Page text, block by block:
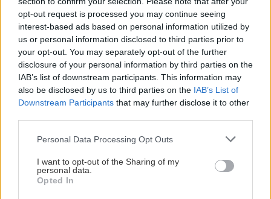
opt-out request is processed you may continue seeing
interest-based ads based on personal information utilized by
us or personal information disclosed to third parties prior to
your opt-out. You may separately opt-out of the further
disclosure of your personal information by third parties on the
IAB’s list of downstream participants. This information may
also be disclosed by us to third parties on the IAB’s List of
Downstream Participants that may further disclose it to other
Please note that this website/app uses one or more Google
not limited to your visit or usage behaviour. You may click to
grant or deny consent to Google and its third-party tags to
use your data for below specified purposes in below Google
Personal Data Processing Opt Outs
I want to opt-out of the Sharing of my
personal data.
Opted In
μάφιν, τραγανό μπέικον, γαλοπούλα, τρία αυγά
ποσέ, σως hollandaise και γλυκιά πάπρικα στα
9,5€.
Miss Tartu
Μαυρομιχάλη 53, τηλ: 21 0363 6732